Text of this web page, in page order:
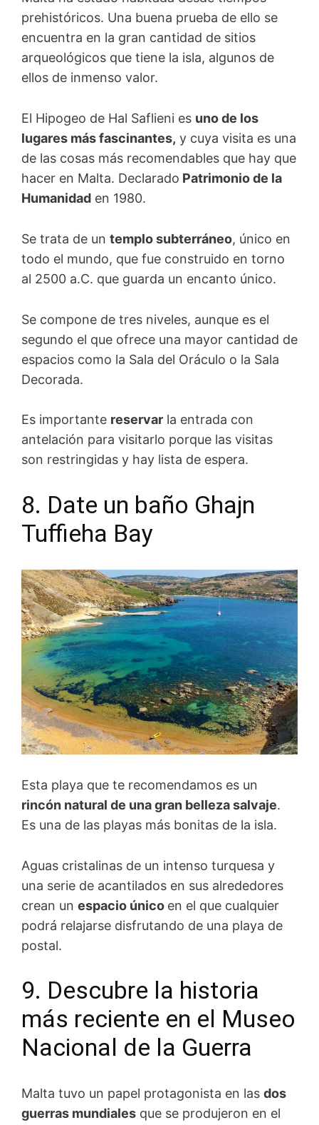
prehistóricos. Una buena prueba de ello se
encuentra en la gran cantidad de sitios
arqueológicos que tiene la isla, algunos de
ellos de inmenso valor.
El Hipogeo de Hal Saflieni es uno de los
lugares más fascinantes, y cuya visita es una
de las cosas más recomendables que hay que
hacer en Malta. Declarado Patrimonio de la
Humanidad en 1980.
Se trata de un templo subterráneo, único en
todo el mundo, que fue construido en torno
al 2500 a.C. que guarda un encanto único.
Se compone de tres niveles, aunque es el
segundo el que ofrece una mayor cantidad de
espacios como la Sala del Oráculo o la Sala
Decorada.
Es importante reservar la entrada con
antelación para visitarlo porque las visitas
son restringidas y hay lista de espera.
8. Date un baño Ghajn
Tuffieha Bay
Esta playa que te recomendamos es un
rincón natural de una gran belleza salvaje.
Es una de las playas más bonitas de la isla.
Aguas cristalinas de un intenso turquesa y
una serie de acantilados en sus alrededores
crean un espacio único en el que cualquier
podrá relajarse disfrutando de una playa de
postal.
9. Descubre la historia
más reciente en el Museo
Nacional de la Guerra
Malta tuvo un papel protagonista en las dos
guerras mundiales que se produjeron en el